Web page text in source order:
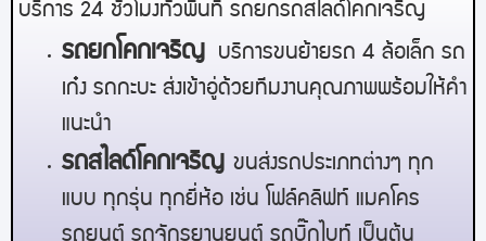
บริการ 24 ชั่วโมงทั่วพื้นที่ รถยกรถสไลด์โคกเจริญ
รถยกโคกเจริญ
บริการขนย้ายรถ 4 ล้อเล็ก รถ
เก๋ง รถกะบะ ส่งเข้าอู่ด้วยทีมงานคุณภาพพร้อมให้คำ
แนะนำ
รถสไลด์ โคกเจริญ
ขนส่งรถประเภทต่างๆ ทุก
แบบ ทุกรุ่น ทุกยี่ห้อ เช่น โฟล์คลิฟท์ แมคโคร
รถยนต์ รถจักรยานยนต์ รถบิ๊กไบท์ เป็นต้น